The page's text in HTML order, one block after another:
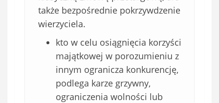
także bezpośrednie pokrzywdzenie
wierzyciela.
kto w celu osiągnięcia korzyści
majątkowej w porozumieniu z
innym ogranicza konkurencję,
podlega karze grzywny,
ograniczenia wolności lub